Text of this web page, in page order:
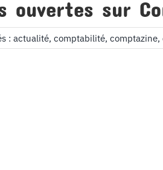
ouvertes sur
: actualité, comptabilité, comptazine,